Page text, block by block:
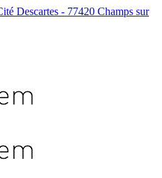
Descartes - 77420 Champs sur